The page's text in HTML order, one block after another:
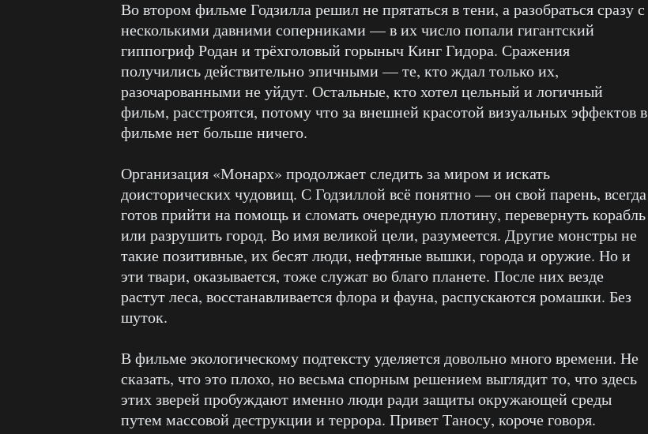
Во втором фильме Годзилла решил не прятаться в тени, а разобраться сразу с
несколькими давними соперниками — в их число попали гигантский
гиппогриф Родан и трёхголовый горыныч Кинг Гидора. Сражения
получились действительно эпичными — те, кто ждал только их,
разочарованными не уйдут. Остальные, кто хотел цельный и логичный
фильм, расстроятся, потому что за внешней красотой визуальных эффектов в
фильме нет больше ничего.
Организация «Монарх» продолжает следить за миром и искать
доисторических чудовищ. С Годзиллой всё понятно — он свой парень, всегда
готов прийти на помощь и сломать очередную плотину, перевернуть корабль
или разрушить город. Во имя великой цели, разумеется. Другие монстры не
такие позитивные, их бесят люди, нефтяные вышки, города и оружие. Но и
эти твари, оказывается, тоже служат во благо планете. После них везде
растут леса, восстанавливается флора и фауна, распускаются ромашки. Без
шуток.
В фильме экологическому подтексту уделяется довольно много времени. Не
сказать, что это плохо, но весьма спорным решением выглядит то, что здесь
этих зверей пробуждают именно люди ради защиты окружающей среды
путем массовой деструкции и террора. Привет Таносу, короче говоря.